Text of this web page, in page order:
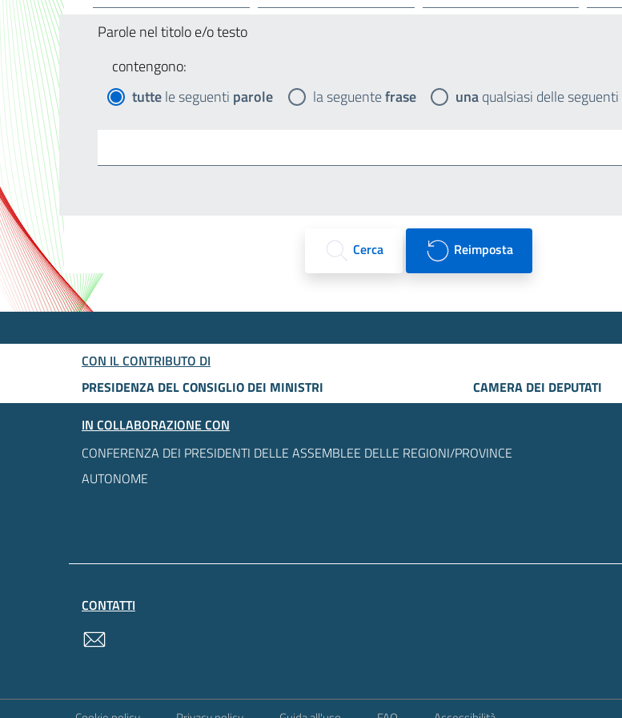
Parole nel titolo e/o testo
contengono:
tuttele seguenti parole la seguentefrase unaqualsiasi delle seguenti
Cerca Reimposta
CON IL CONTRIBUTO DI
PRESIDENZA DEL CONSIGLIO DEI MINISTRI
CAMERA DEI DEPUTATI
IN COLLABORAZIONE CON
CONFERENZA DEI PRESIDENTI DELLE ASSEMBLEE DELLE REGIONI/PROVINCE
AUTONOME
CONTATTI